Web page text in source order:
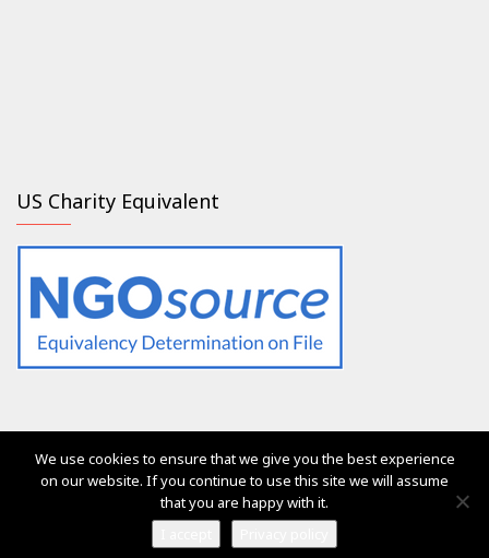
US Charity Equivalent
Οι υπηρεσίες του Generation 2.0 RED ήταν, είναι και θα είναι
πάντοτε δωρεάν για όλους
Ⓒ Generation 2.0 for Rights, Equality & Diversity 2017
We use cookies to ensure that we give you the best experience
on our website. If you continue to use this site we will assume
that you are happy with it.